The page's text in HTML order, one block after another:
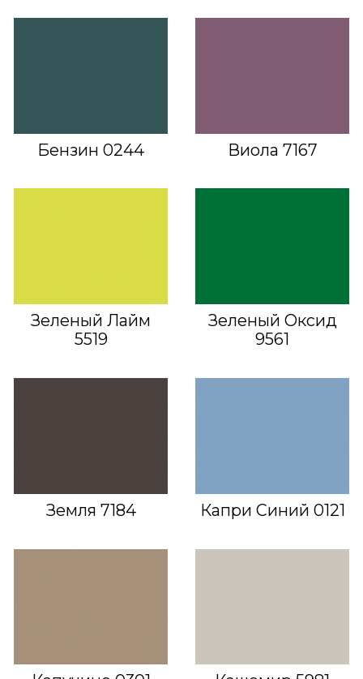
Бензин 0244 Виола 7167
Зеленый Лайм
5519
Зеленый Оксид
9561
Земля 7184 Капри Синий 0121